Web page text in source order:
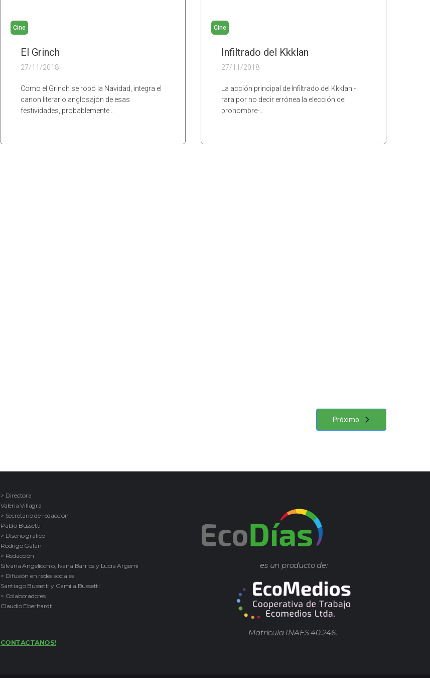
Cine
El Grinch
27/11/2018
Como el Grinch se robó la Navidad, integra el
canon literario anglosajón de esas
festividades, probablemente…
Cine
Infiltrado del Kkklan
27/11/2018
La acción principal de Infiltrado del Kkklan -
rara por no decir errónea la elección del
pronombre-…
Próximo
> Directora
Valeria Villagra
> Secretario de redacción
Pablo Bussetti
> Diseño gráfico
Rodrigo Galán
> Redacción
Silvana Angelicchio, Ivana Barrios y Lucía Argemi
> Difusión en redes sociales
Santiago Bussetti y Camila Bussetti
> Colaboradores
Claudio Eberhardt
CONTACTANOS!
es un producto de:
Matrícula INAES 40.246.